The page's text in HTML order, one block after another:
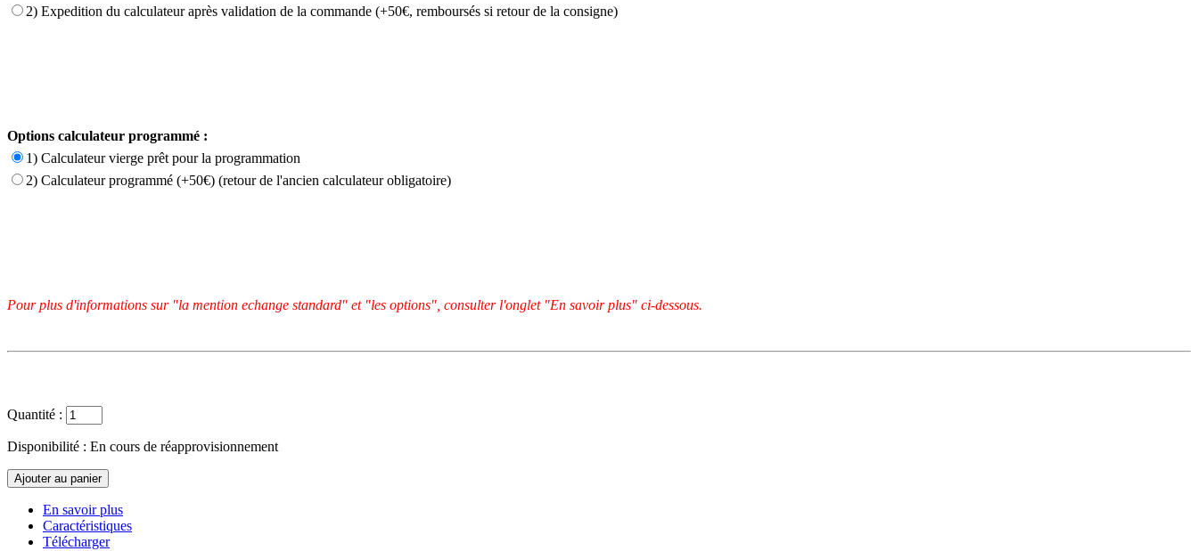
2) Expedition du calculateur après validation de la commande (+50€, remboursés si retour de la consigne)
Options calculateur programmé :
1) Calculateur vierge prêt pour la programmation
2) Calculateur programmé (+50€) (retour de l'ancien calculateur obligatoire)
Pour plus d'informations sur "la mention echange standard" et "les options", consulter l'onglet "En savoir plus" ci-dessous.
Quantité :
Disponibilité : En cours de réapprovisionnement
En savoir plus
Caractéristiques
Télécharger